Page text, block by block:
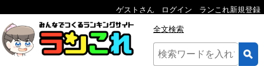
ゲストさん ログイン ランこれ新規登録
全文検索